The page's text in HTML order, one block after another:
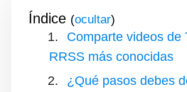
Índice ( )
Comparte videos de
RRSS más conocidas
¿Qué pasos debes